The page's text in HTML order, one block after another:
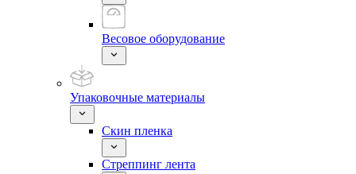
Весовое оборудование
Упаковочные материалы
Скин пленка
Стреппинг лента